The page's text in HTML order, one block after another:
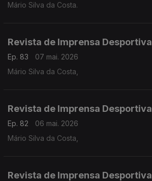
Mário Silva da Costa.
Revista de Imprensa Desportiva
Ep. 83
07 mai. 2026
Mário Silva da Costa,
Revista de Imprensa Desportiva
Ep. 82
06 mai. 2026
Mário Silva da Costa,
Revista de Imprensa Desportiva